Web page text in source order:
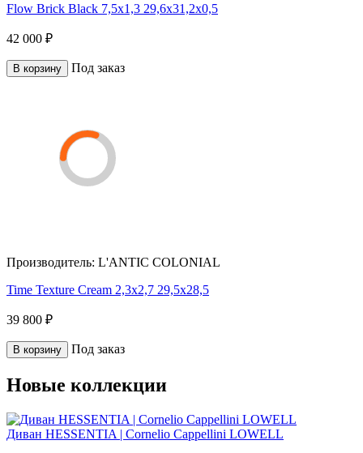
Flow Brick Black 7,5x1,3 29,6x31,2x0,5
42 000 ₽
В корзину Под заказ
Производитель: L'ANTIC COLONIAL
Time Texture Cream 2,3x2,7 29,5x28,5
39 800 ₽
В корзину Под заказ
Новые коллекции
Диван HESSENTIA | Cornelio Cappellini LOWELL